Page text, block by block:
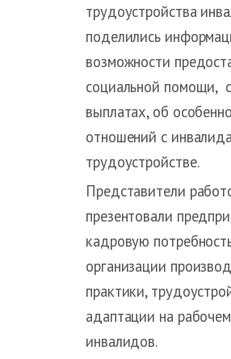
трудоустройства
поделились
возможности
социальной помощи,
выплатах, об
отношений с
трудоустройстве.
Представители
презентовали
кадровую
организации
практики,
адаптации на
инвалидов.